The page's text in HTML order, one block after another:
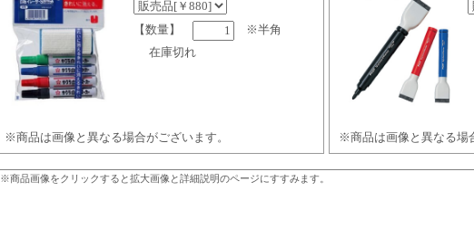
【数量】
※半角
在庫切れ
※商品は画像と異なる場合がございます。 ※商品は画像と異なる場
※商品画像をクリックすると拡大画像と詳細説明のページにすすみます。